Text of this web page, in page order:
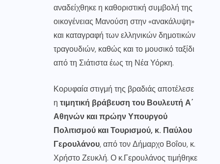
αναδείχθηκε η καθοριστική συμβολή της
οικογένειας Μανούση στην «ανακάλυψη»
και καταγραφή των ελληνικών δημοτικών
τραγουδιών, καθώς και το μουσικό ταξίδι
από τη Σιάτιστα έως τη Νέα Υόρκη.
Κορυφαία στιγμή της βραδιάς αποτέλεσε
η τιμητική βράβευση του Βουλευτή Α΄
Αθηνών και πρώην Υπουργού
Πολιτισμού και Τουρισμού, κ. Παύλου
Γερουλάνου, από τον Δήμαρχο Βοΐου, κ.
Χρήστο Ζευκλή. Ο κ.Γερουλάνος τιμήθηκε